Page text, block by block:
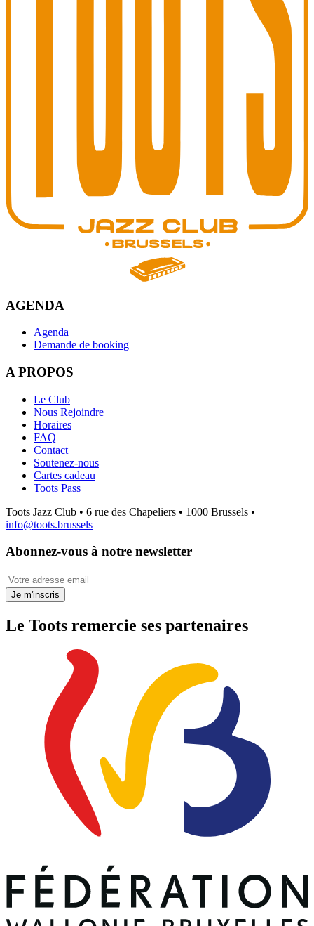
AGENDA
Agenda
Demande de booking
A PROPOS
Le Club
Nous Rejoindre
Horaires
FAQ
Contact
Soutenez-nous
Cartes cadeau
Toots Pass
Toots Jazz Club • 6 rue des Chapeliers • 1000 Brussels •
info@toots.brussels
Abonnez-vous à notre newsletter
Votre adresse email
Je m'inscris
Le Toots remercie ses partenaires